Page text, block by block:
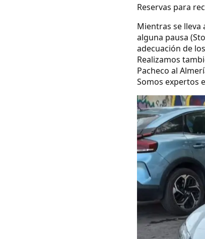
Reservas para
Mientras se
alguna pausa
adecuación de
Realizamos
Pacheco al
Somos expertos